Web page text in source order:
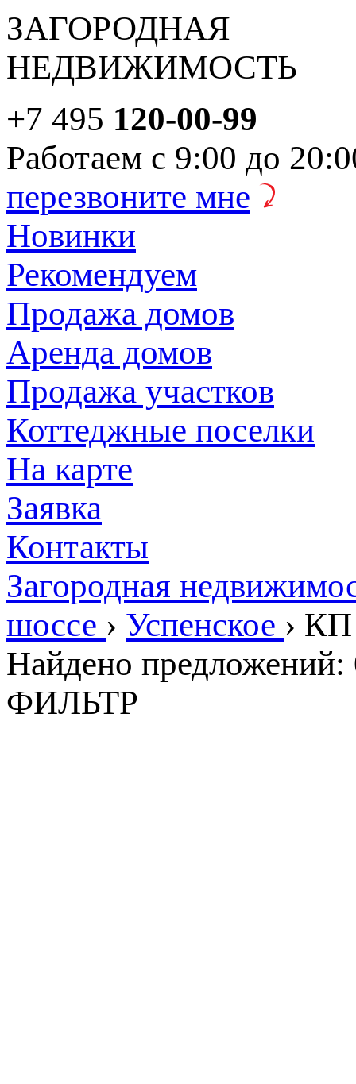
ЗАГОРОДНАЯ
НЕДВИЖИМОСТЬ
+7 495 120-00-99
Работаем с 9:00 до
перезвоните мне
Новинки
Рекомендуем
Продажа домов
Аренда домов
Продажа участков
Коттеджные поселки
На карте
Заявка
Контакты
Загородная
шоссе › Успенское › КП
Найдено предложений:
ФИЛЬТР